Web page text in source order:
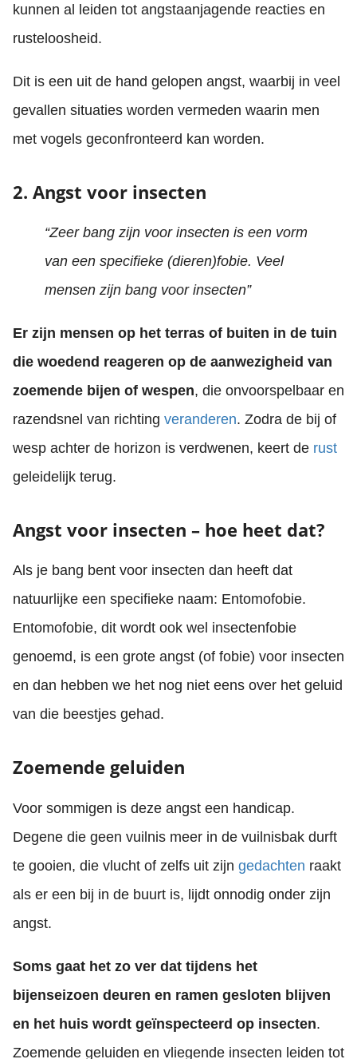
kunnen al leiden tot angstaanjagende reacties en
rusteloosheid.
Dit is een uit de hand gelopen angst, waarbij in veel
gevallen situaties worden vermeden waarin men
met vogels geconfronteerd kan worden.
2. Angst voor insecten
“Zeer bang zijn voor insecten is een vorm
van een specifieke (dieren)fobie. Veel
mensen zijn bang voor insecten”
Er zijn mensen op het terras of buiten in de tuin
die woedend reageren op de aanwezigheid van
zoemende bijen of wespen, die onvoorspelbaar en
razendsnel van richting veranderen. Zodra de bij of
wesp achter de horizon is verdwenen, keert de rust
geleidelijk terug.
Angst voor insecten – hoe heet dat?
Als je bang bent voor insecten dan heeft dat
natuurlijke een specifieke naam: Entomofobie.
Entomofobie, dit wordt ook wel insectenfobie
genoemd, is een grote angst (of fobie) voor insecten
en dan hebben we het nog niet eens over het geluid
van die beestjes gehad.
Zoemende geluiden
Voor sommigen is deze angst een handicap.
Degene die geen vuilnis meer in de vuilnisbak durft
te gooien, die vlucht of zelfs uit zijn gedachten raakt
als er een bij in de buurt is, lijdt onnodig onder zijn
angst.
Soms gaat het zo ver dat tijdens het
bijenseizoen deuren en ramen gesloten blijven
en het huis wordt geïnspecteerd op insecten.
Zoemende geluiden en vliegende insecten leiden tot